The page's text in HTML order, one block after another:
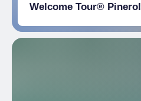
Welcome Tour®